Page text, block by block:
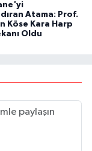
Atama: Prof.
Köse Kara Harp
Oldu